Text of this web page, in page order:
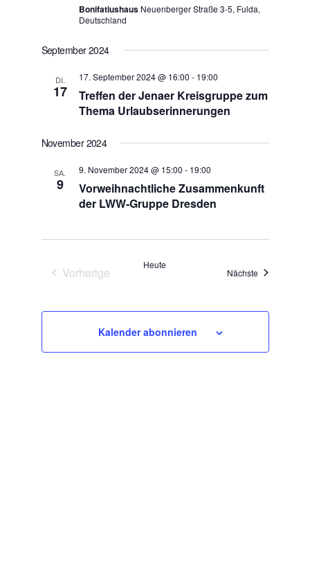
Bonifatiushaus Neuenberger Straße 3-5, Fulda,
Deutschland
September 2024
DI.
17
17. September 2024 @ 16:00 - 19:00
Treffen der Jenaer Kreisgruppe zum
Thema Urlaubserinnerungen
November 2024
SA.
9
9. November 2024 @ 15:00 - 19:00
Vorweihnachtliche Zusammenkunft
der LWW-Gruppe Dresden
Vorherige
Heute
Nächste
Kalender abonnieren